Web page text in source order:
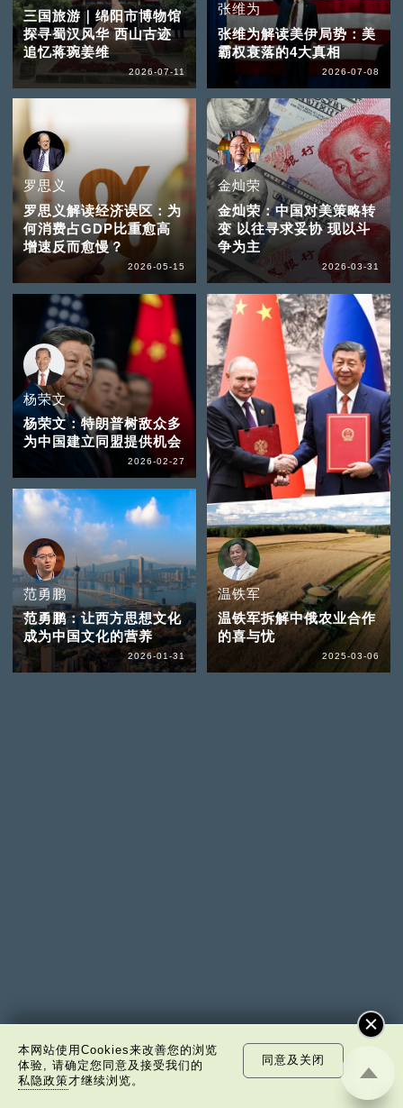
三国旅游｜绵阳市博物馆
探寻蜀汉风华 西山古迹
追忆蒋琬姜维
2026-07-11
张维为
张维为解读美伊局势：美
霸权衰落的4大真相
2026-07-08
罗思义
罗思义解读经济误区：为
何消费占GDP比重愈高
增速反而愈慢？
2026-05-15
金灿荣
金灿荣：中国对美策略转
变 以往寻求妥协 现以斗
争为主
2026-03-31
杨荣文
杨荣文：特朗普树敌众多
为中国建立同盟提供机会
2026-02-27
范勇鹏
范勇鹏：让西方思想文化
成为中国文化的营养
2026-01-31
卢麒元
温铁军
温铁军拆解中俄农业合作
的喜与忧
2025-03-06
本网站使用Cookies来改善您的浏览
体验, 请确定您同意及接受我们的
私隐政策才继续浏览。
同意及关闭